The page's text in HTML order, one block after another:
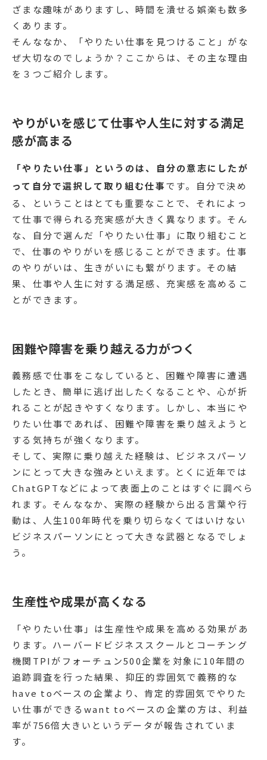
ざまな趣味がありますし、時間を潰せる娯楽も数多
くあります。
そんななか、「やりたい仕事を見つけること」がな
ぜ大切なのでしょうか？ここからは、その主な理由
を３つご紹介します。
やりがいを感じて仕事や人生に対する満足
感が高まる
「やりたい仕事」というのは、自分の意志にしたが
って自分で選択して取り組む仕事です。自分で決め
る、ということはとても重要なことで、それによっ
て仕事で得られる充実感が大きく異なります。そん
な、自分で選んだ「やりたい仕事」に取り組むこと
で、仕事のやりがいを感じることができます。仕事
のやりがいは、生きがいにも繋がります。その結
果、仕事や人生に対する満足感、充実感を高めるこ
とができます。
困難や障害を乗り越える力がつく
義務感で仕事をこなしていると、困難や障害に遭遇
したとき、簡単に逃げ出したくなることや、心が折
れることが起きやすくなります。しかし、本当にや
りたい仕事であれば、困難や障害を乗り越えようと
する気持ちが強くなります。
そして、実際に乗り越えた経験は、ビジネスパーソ
ンにとって大きな強みといえます。とくに近年では
ChatGPTなどによって表面上のことはすぐに調べら
れます。そんななか、実際の経験から出る言葉や行
動は、人生100年時代を乗り切らなくてはいけない
ビジネスパーソンにとって大きな武器となるでしょ
う。
生産性や成果が高くなる
「やりたい仕事」は生産性や成果を高める効果があ
ります。ハーバードビジネススクールとコーチング
機関TPIがフォーチュン500企業を対象に10年間の
追跡調査を行った結果、抑圧的雰囲気で義務的な
have toベースの企業より、肯定的雰囲気でやりた
い仕事ができるwant toベースの企業の方は、利益
率が756倍大きいというデータが報告されていま
す。